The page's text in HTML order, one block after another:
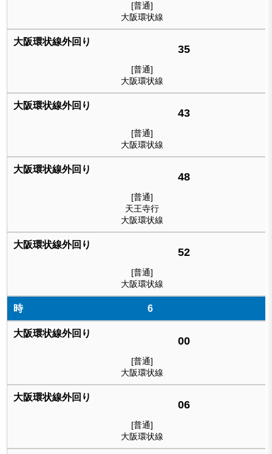
[普通]
大阪環状線
35
[普通]
大阪環状線
43
[普通]
大阪環状線
48
[普通]
天王寺行
大阪環状線
52
[普通]
大阪環状線
6
00
[普通]
大阪環状線
06
[普通]
大阪環状線